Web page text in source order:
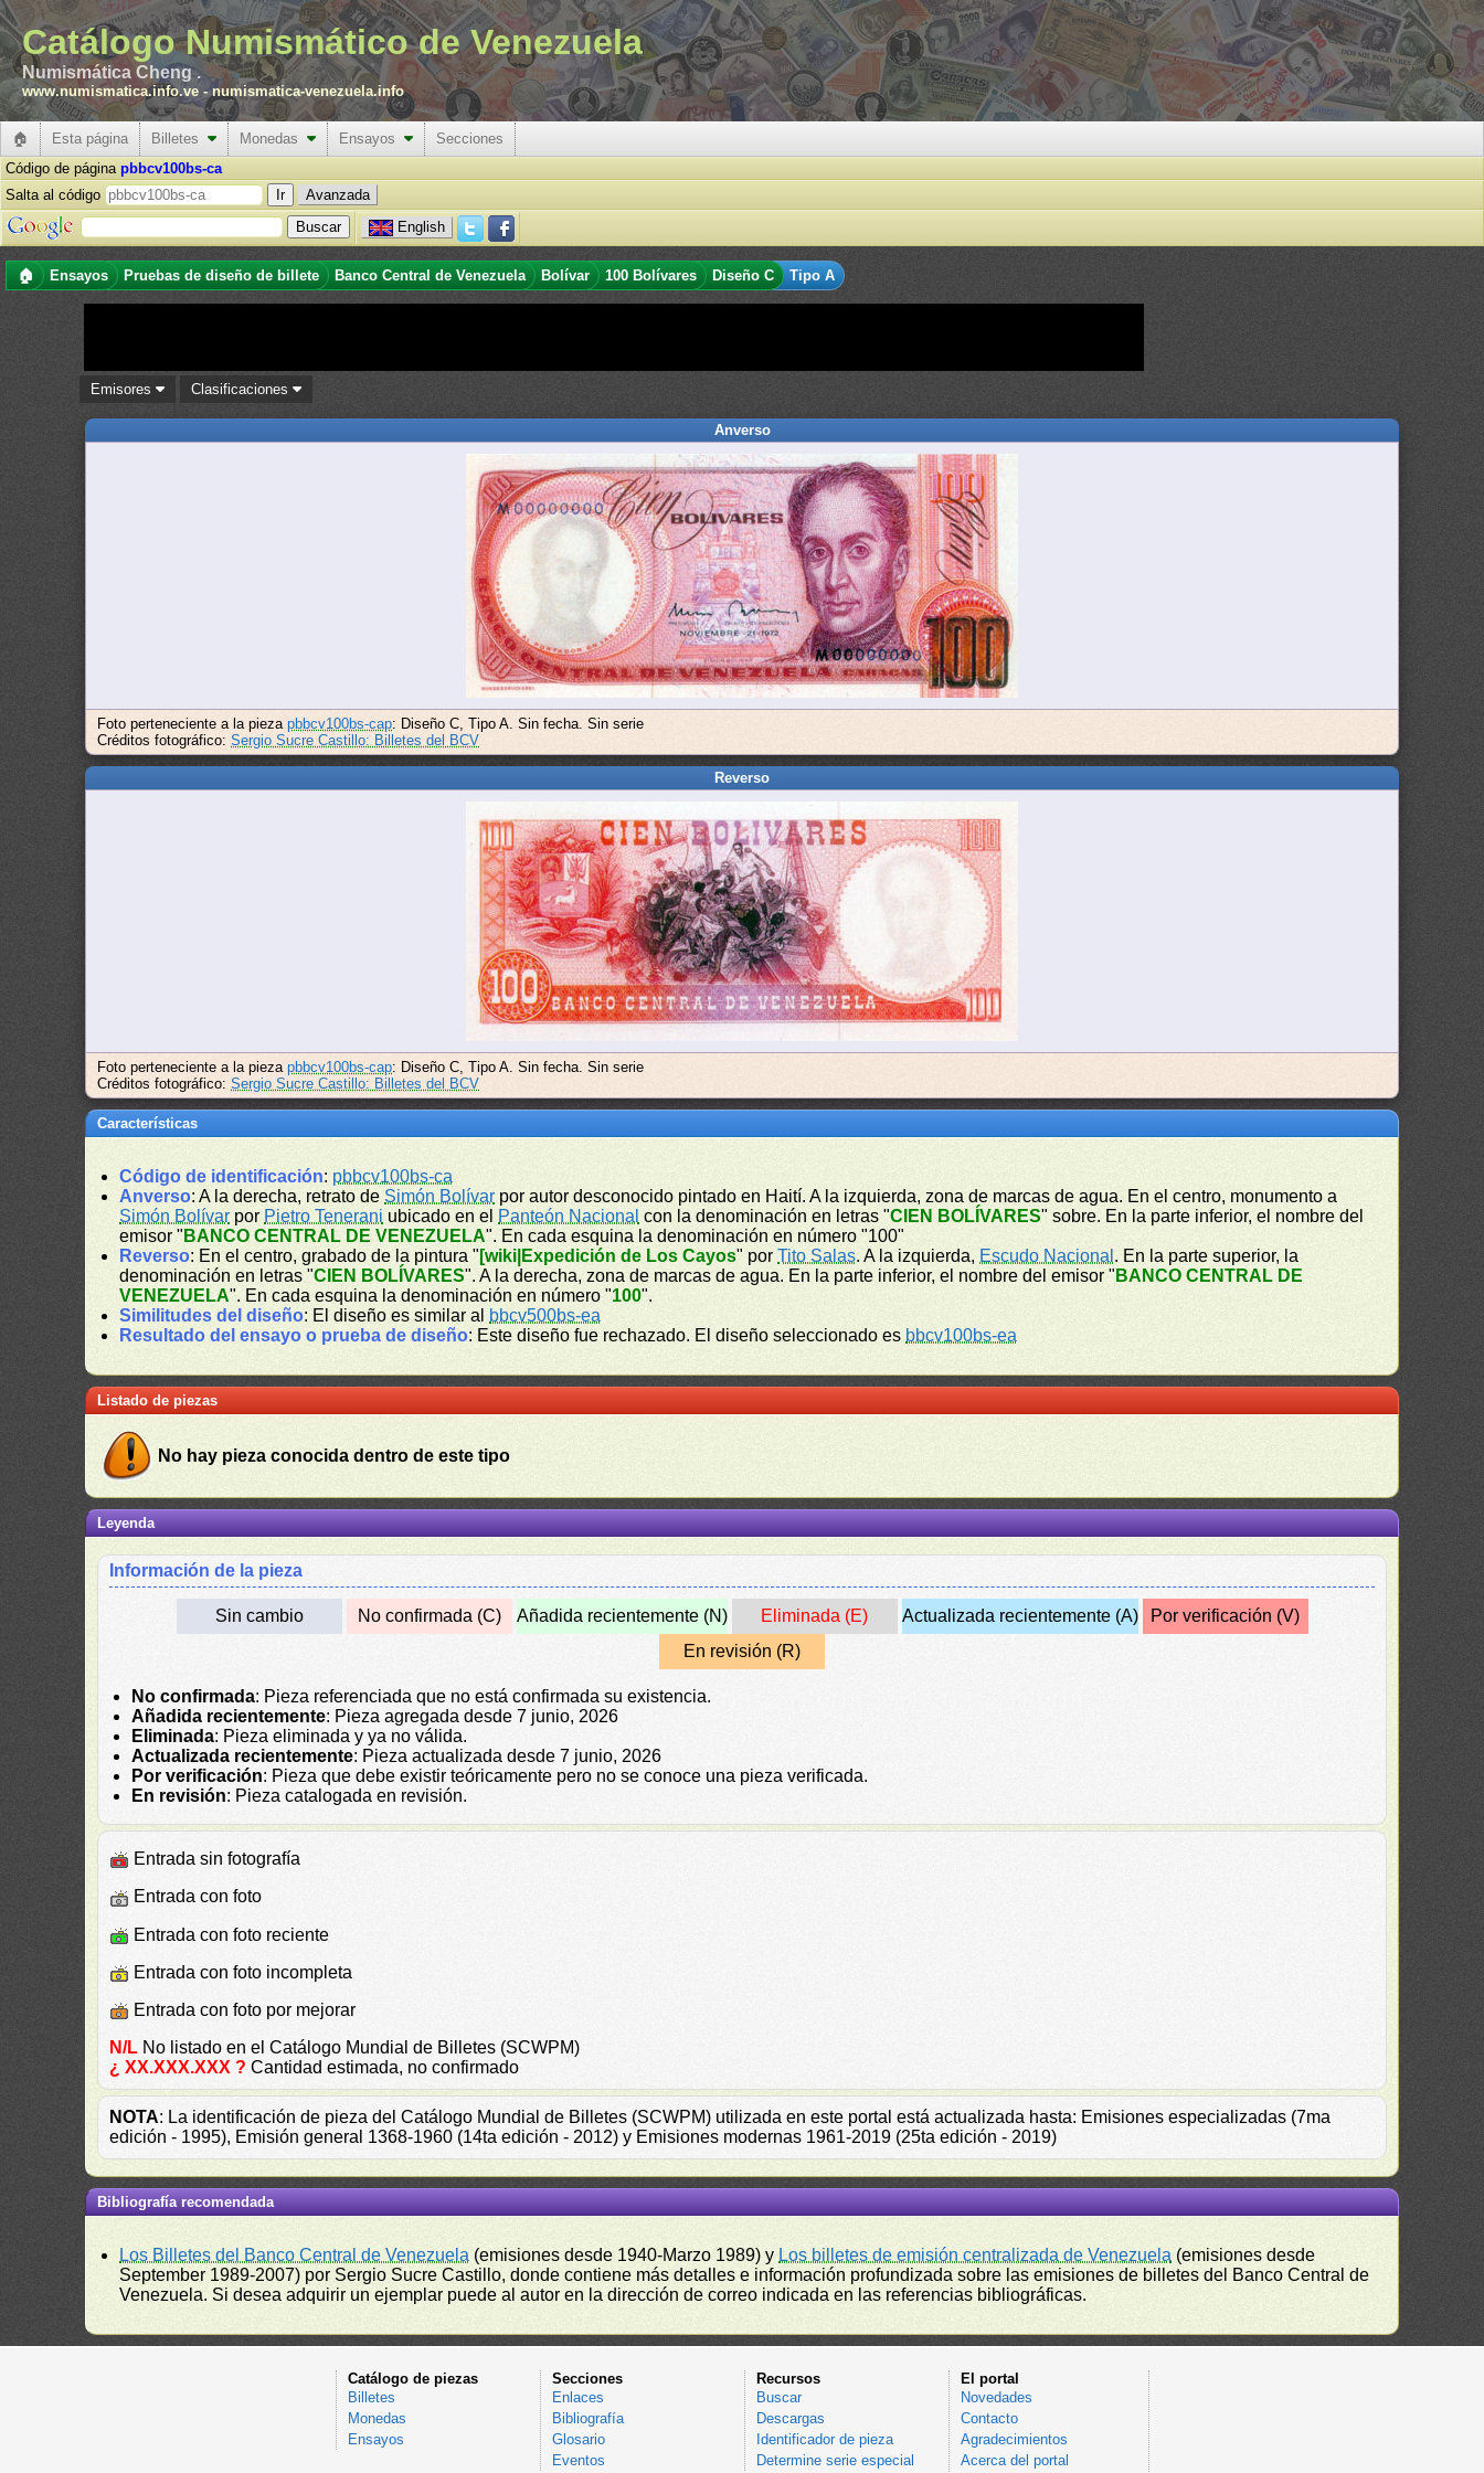
Catálogo Numismático de Venezuela
Numismática Cheng .
www.numismatica.info.ve -numismatica-venezuela.info
🏠 Esta página Billetes Monedas Ensayos
Secciones
Código de página pbbcv100bs-ca
Salta al código
Avanzada
English
🏠 Ensayos Pruebas de diseño de billete Banco Central de Venezuela Bolívar 100 Bolívares Diseño C Tipo A
Emisores Clasificaciones
Anverso
Foto perteneciente a la piezapbbcv100bs-cap: Diseño C, Tipo A. Sin fecha. Sin serie
Créditos fotográfico:Sergio Sucre Castillo: Billetes del BCV
Reverso
Foto perteneciente a la piezapbbcv100bs-cap: Diseño C, Tipo A. Sin fecha. Sin serie
Créditos fotográfico:Sergio Sucre Castillo: Billetes del BCV
Características
Código de identificación: pbbcv100bs-ca
Anverso: A la derecha, retrato de Simón Bolívar por autor desconocido pintado en Haití. A la izquierda, zona de marcas de agua. En el centro, monumento a
Simón Bolívar por Pietro Tenerani ubicado en el Panteón Nacional con la denominación en letras "CIEN BOLÍVARES" sobre. En la parte inferior, el nombre del
emisor " BANCO CENTRAL DE VENEZUELA". En cada esquina la denominación en número "100"
Reverso: En el centro, grabado de la pintura " [wiki|Expedición de Los Cayos" porTito Salas. A la izquierda, Escudo Nacional . En la parte superior, la
denominación en letras "CIEN BOLÍVARES". A la derecha, zona de marcas de agua. En la parte inferior, el nombre del emisor " BANCO CENTRAL DE
VENEZUELA". En cada esquina la denominación en número "100".
Similitudes del diseño: El diseño es similar al
bbcv500bs-ea
Resultado del ensayo o prueba de diseño: Este diseño fue rechazado. El diseño seleccionado es bbcv100bs-ea
Listado de piezas
No hay pieza conocida dentro de este tipo
Leyenda
Información de la pieza
Sin cambio No confirmada (C) Añadida recientemente (N) Eliminada (E) Actualizada recientemente (A)
Por verificación (V)
En revisión (R)
No confirmada: Pieza referenciada que no está confirmada su existencia.
Añadida recientemente: Pieza agregada desde 7 junio, 2026
Eliminada: Pieza eliminada y ya no válida.
Actualizada recientemente: Pieza actualizada desde 7 junio, 2026
Por verificación: Pieza que debe existir teóricamente pero no se conoce una pieza verificada.
En revisión: Pieza catalogada en revisión.
Entrada sin fotografía
Entrada con foto
Entrada con foto reciente
Entrada con foto incompleta
Entrada con foto por mejorar
N/L No listado en el Catálogo Mundial de Billetes (SCWPM)
¿ XX.XXX.XXX ? Cantidad estimada, no confirmado
NOTA: La identificación de pieza del Catálogo Mundial de Billetes (SCWPM) utilizada en este portal está actualizada hasta: Emisiones especializadas (7ma
edición - 1995), Emisión general 1368-1960 (14ta edición - 2012) y Emisiones modernas 1961-2019 (25ta edición - 2019)
Bibliografía recomendada
Los Billetes del Banco Central de Venezuela (emisiones desde 1940-Marzo 1989) y Los billetes de emisión centralizada de Venezuela (emisiones desde
September 1989-2007) por Sergio Sucre Castillo, donde contiene más detalles e información profundizada sobre las emisiones de billetes del Banco Central de
Venezuela. Si desea adquirir un ejemplar puede al autor en la dirección de correo indicada en las referencias bibliográficas.
Catálogo de piezas
Billetes
Monedas
Ensayos
Secciones
Enlaces
Bibliografía
Glosario
Eventos
Recursos
Buscar
Descargas
Identificador de pieza
Determine serie especial
El portal
Novedades
Contacto
Agradecimientos
Acerca del portal